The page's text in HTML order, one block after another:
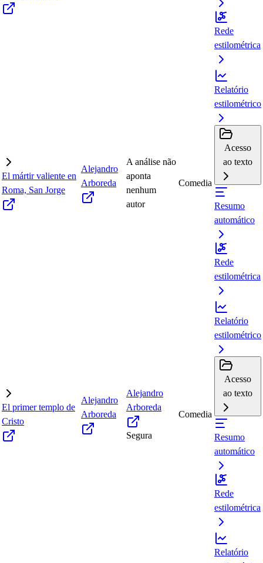
Rede
estilométrica
El mártir valiente en
Roma, San Jorge
Alejandro
Arboreda
A análise não
aponta
nenhum
autor
Comedia
Relatório
estilométrico
Acesso
ao texto
Resumo
automático
Rede
estilométrica
El primer templo de
Cristo
Alejandro
Arboreda
Alejandro
Arboreda
Segura
Comedia
Relatório
estilométrico
Acesso
ao texto
Resumo
automático
Rede
estilométrica
Relatório